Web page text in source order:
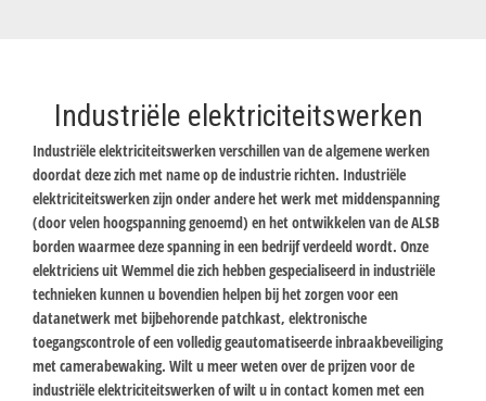
Industriële elektriciteitswerken
Industriële elektriciteitswerken verschillen van de algemene werken
doordat deze zich met name op de industrie richten. Industriële
elektriciteitswerken zijn onder andere het werk met middenspanning
(door velen hoogspanning genoemd) en het ontwikkelen van de ALSB
borden waarmee deze spanning in een bedrijf verdeeld wordt. Onze
elektriciens uit Wemmel die zich hebben gespecialiseerd in industriële
technieken kunnen u bovendien helpen bij het zorgen voor een
datanetwerk met bijbehorende patchkast, elektronische
toegangscontrole of een volledig geautomatiseerde inbraakbeveiliging
met camerabewaking. Wilt u meer weten over de prijzen voor de
industriële elektriciteitswerken of wilt u in contact komen met een